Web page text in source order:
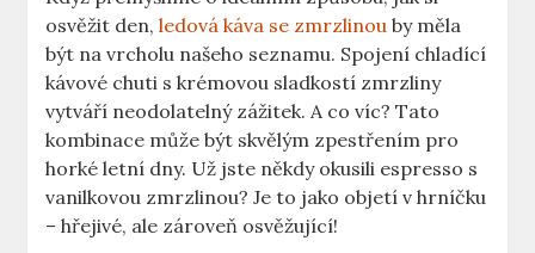
osvěžit den,ledová káva se zmrzlinou by měla
⁤být na‌ vrcholu našeho seznamu. Spojení chladící
kávové chuti s krémovou sladkostí zmrzliny
vytváří neodolatelný ⁢zážitek. A co víc? ⁢Tato
kombinace může být⁣ skvělým ⁣zpestřením pro
horké letní dny. Už jste někdy okusili​ espresso ⁢s⁣
vanilkovou‌ zmrzlinou? Je ⁤to jako objetí v hrníčku
⁤– ⁣hřejivé, ale zároveň osvěžující!